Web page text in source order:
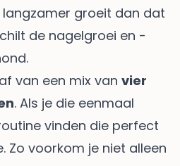
groeit dan dat
de nagelgroei en -
van een mix van vier
. Als je die eenmaal
vinden die perfect
Zo voorkom je niet alleen